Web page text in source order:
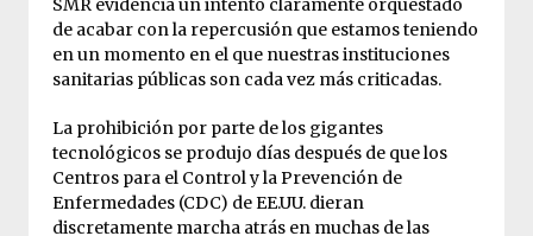
SMR evidencia un intento claramente orquestado
de acabar con la repercusión que estamos teniendo
en un momento en el que nuestras instituciones
sanitarias públicas son cada vez más criticadas.
La prohibición por parte de los gigantes
tecnológicos se produjo días después de que los
Centros para el Control y la Prevención de
Enfermedades (CDC) de EE.UU. dieran
discretamente marcha atrás en muchas de las